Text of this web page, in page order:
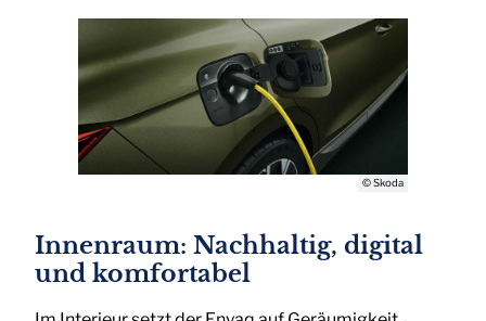
© Skoda
Innenraum: Nachhaltig, digital
und komfortabel